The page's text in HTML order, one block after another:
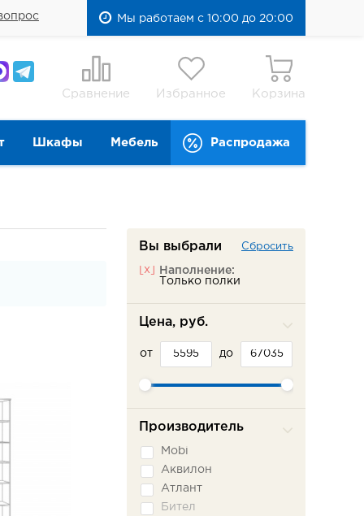
Мы работаем с 10:00 до 20:00
Сравнение Избранное Корзина
Шкафы Мебель Распродажа
Вы выбрали Сбросить
[x]
Наполнение:
Только полки
Цена, руб.
от до
Производитель
Mobi
Аквилон
Атлант
Бител